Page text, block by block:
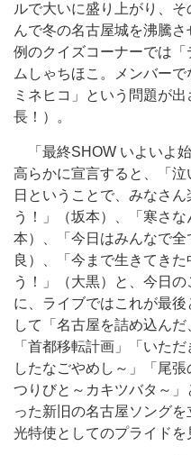
ルで大いに盛り上がり、
んで冬の名古屋城を沸騰
例のクイズコーナーでは
ムしゃちほこ。メンバー
ミネヒコ」という問題が
長！）。
「最終SHOW いよいよ
高らかに宣言すると、「
日ということで、みなさ
う！」（坂本）、「寒さ
本）、「今日はみんなで
良）、「今まで生きてき
う！」（大黒）と、今日
に、ライブではこれが最
して「名古屋を詰め込ん
「首都移転計画」「いた
したなごやめし～」「尾
つりびと～カキツバタ～
った新旧の名古屋ソング
光特使としてのプライドを